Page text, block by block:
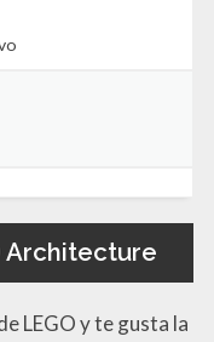
Architecture
LEGO y te gusta la